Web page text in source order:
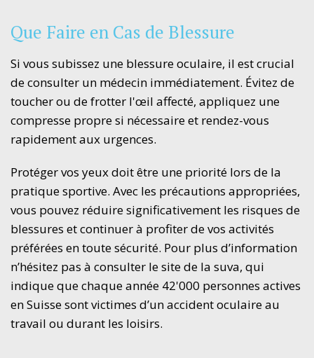
Que Faire en Cas de Blessure
Si vous subissez une blessure oculaire, il est crucial
de consulter un médecin immédiatement. Évitez de
toucher ou de frotter l'œil affecté, appliquez une
compresse propre si nécessaire et rendez-vous
rapidement aux urgences.
Protéger vos yeux doit être une priorité lors de la
pratique sportive. Avec les précautions appropriées,
vous pouvez réduire significativement les risques de
blessures et continuer à profiter de vos activités
préférées en toute sécurité. Pour plus d’information
n’hésitez pas à consulter le site de la suva, qui
indique que chaque année 42'000 personnes actives
en Suisse sont victimes d’un accident oculaire au
travail ou durant les loisirs.